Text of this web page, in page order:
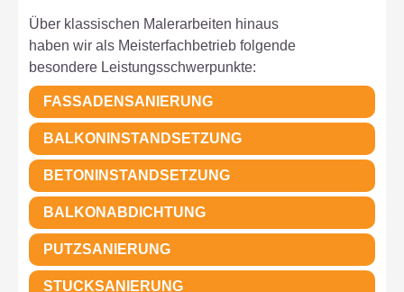
Über klassischen Malerarbeiten hinaus
haben wir als Meisterfachbetrieb folgende
besondere Leistungsschwerpunkte:
FASSADENSANIERUNG
BALKONINSTANDSETZUNG
BETONINSTANDSETZUNG
BALKONABDICHTUNG
PUTZSANIERUNG
STUCKSANIERUNG